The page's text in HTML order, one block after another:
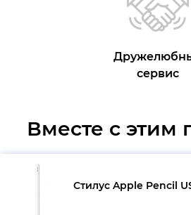
сервис
Вместе с этим
Стилус Apple Pencil